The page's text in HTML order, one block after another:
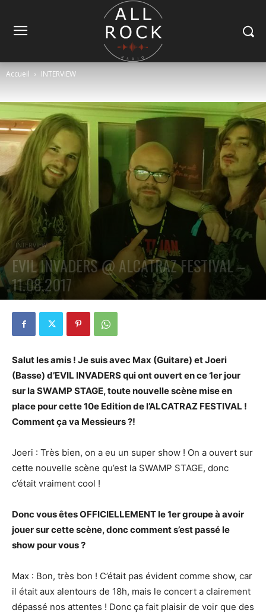
Accueil INTERVIEW
INTERVIEW
EVIL INVADERS @ ALCATRAZ FESTIVAL –
11.08.2017
Salut les amis ! Je suis avec Max (Guitare) et Joeri
(Basse) d’EVIL INVADERS qui ont ouvert en ce 1er jour
sur la SWAMP STAGE, toute nouvelle scène mise en
place pour cette 10e Edition de l’ALCATRAZ FESTIVAL !
Comment ça va Messieurs ?!
Joeri : Très bien, on a eu un super show ! On a ouvert sur
cette nouvelle scène qu’est la SWAMP STAGE, donc
c’était vraiment cool !
Donc vous êtes OFFICIELLEMENT le 1er groupe à avoir
jouer sur cette scène, donc comment s’est passé le
show pour vous ?
Max : Bon, très bon ! C’était pas évident comme show, car
il était aux alentours de 18h, mais le concert a clairement
dépassé nos attentes ! Donc ça fait plaisir de voir que des